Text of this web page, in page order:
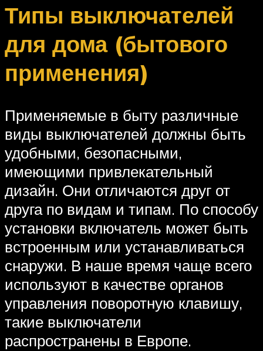
Типы выключателей
для дома (бытового
применения)
Применяемые в быту различные
виды выключателей должны быть
удобными, безопасными,
имеющими привлекательный
дизайн. Они отличаются друг от
друга по видам и типам. По способу
установки включатель может быть
встроенным или устанавливаться
снаружи. В наше время чаще всего
используют в качестве органов
управления поворотную клавишу,
такие выключатели
распространены в Европе.